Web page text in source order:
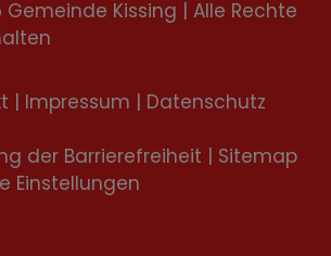
Gemeinde Kissing | Alle Rechte
| Impressum | Datenschutz
der Barrierefreiheit | Sitemap
Einstellungen